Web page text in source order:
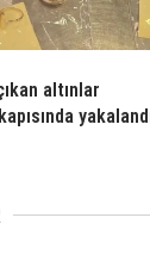
altınlar